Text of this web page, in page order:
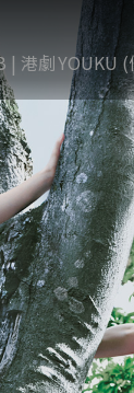
| 港劇YOUKU (